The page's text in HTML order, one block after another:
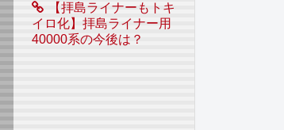
【拝島ライナーもトキ
イロ化】拝島ライナー用
40000系の今後は？